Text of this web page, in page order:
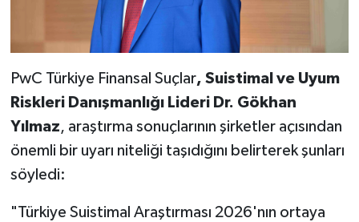
PwC Türkiye Finansal Suçlar, Suistimal ve Uyum
Riskleri Danışmanlığı Lideri Dr. Gökhan
Yılmaz, araştırma sonuçlarının şirketler açısından
önemli bir uyarı niteliği taşıdığını belirterek şunları
söyledi:
"Türkiye Suistimal Araştırması 2026'nın ortaya